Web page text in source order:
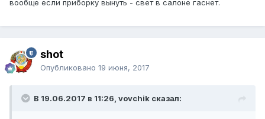
вообще если приборку вынуть - свет в салоне гаснет.
shot
Опубликовано 19 июня, 2017
В 19.06.2017 в 11:26, vovchik сказал: